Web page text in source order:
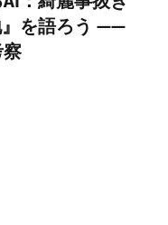
を語ろう ——
察